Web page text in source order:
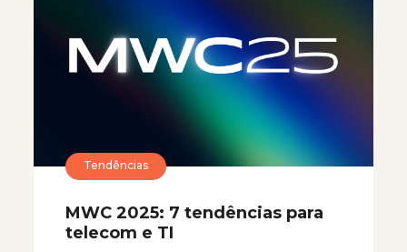
Tendências
MWC 2025: 7 tendências para
telecom e TI